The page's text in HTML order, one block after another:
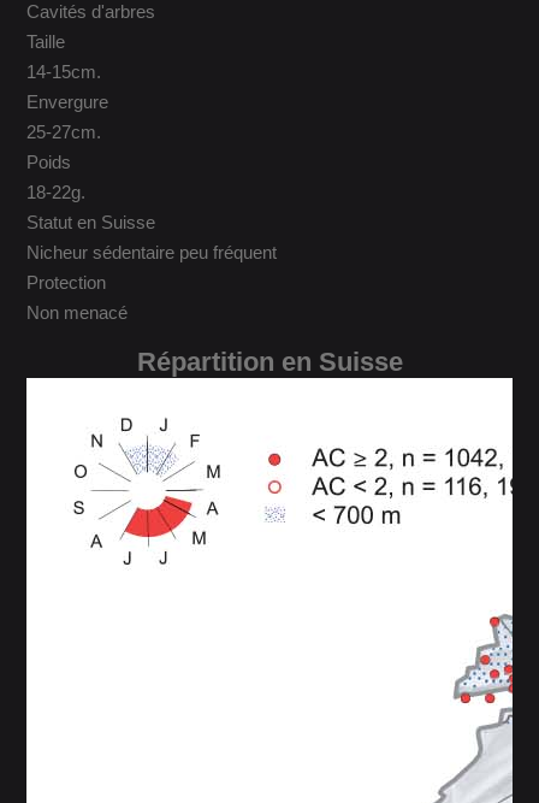
Cavités d'arbres
Taille
14-15cm.
Envergure
25-27cm.
Poids
18-22g.
Statut en Suisse
Nicheur sédentaire peu fréquent
Protection
Non menacé
Répartition en Suisse